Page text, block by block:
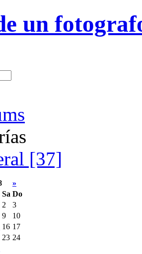
un
[37]
»
Sa Do
2
3
9
10
16 17
23 24